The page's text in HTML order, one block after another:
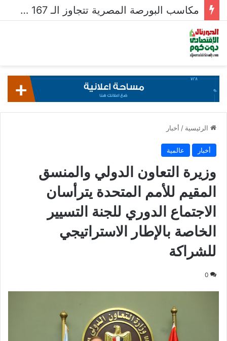
قيم تداولات البورصة تتراجع لـ 604.4 مليار جنيه فى أسبوع
الرئيسية / أخبار
أخبار عالمية
وزيرة التعاون الدولي والمنسق
المقيم للأمم المتحدة يترأسان
الاجتماع الدوري للجنة التسيير
الخاصة بالإطار الاستراتيجي
للشراكة
0